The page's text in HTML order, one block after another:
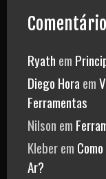
Ryath em
Diego Hora em
Ferramentas
Nilson em
Kleberem
Ar?